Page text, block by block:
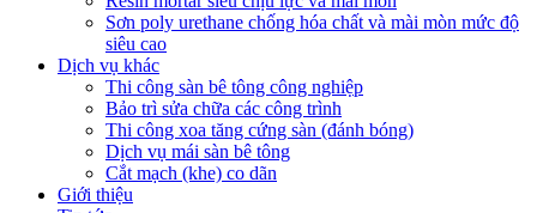
Sơn poly urethane chống hóa chất và mài mòn mức độ
siêu cao
Dịch vụ khác
Thi công sàn bê tông công nghiệp
Bảo trì sửa chữa các công trình
Thi công xoa tăng cứng sàn (đánh bóng)
Dịch vụ mái sàn bê tông
Cắt mạch (khe) co dãn
Giới thiệu